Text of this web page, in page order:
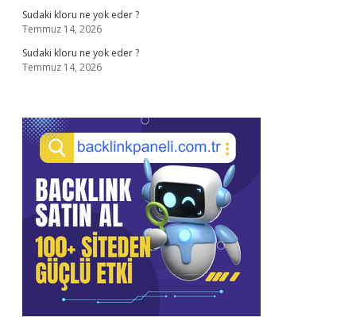
Sudaki kloru ne yok eder ?
Temmuz 14, 2026
Sudaki kloru ne yok eder ?
Temmuz 14, 2026